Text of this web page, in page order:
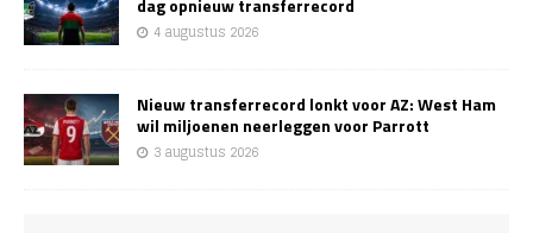
dag opnieuw transferrecord
4 augustus 2026
Nieuw transferrecord lonkt voor AZ: West Ham
wil miljoenen neerleggen voor Parrott
3 augustus 2026